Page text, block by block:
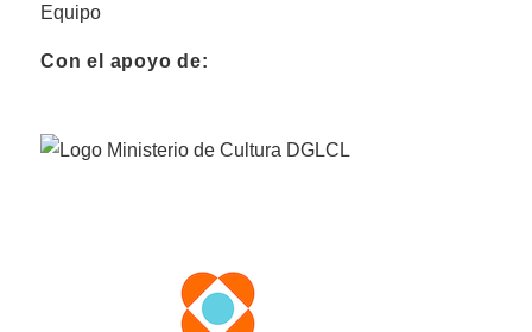
Equipo
Con el apoyo de: